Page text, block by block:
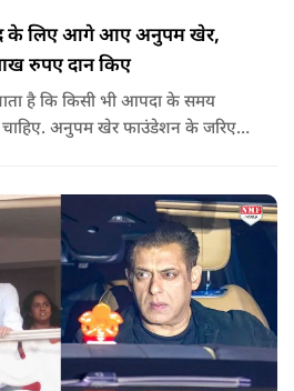
के लिए आगे आए अनुपम खेर,
रुपए दान किए
है कि किसी भी आपदा के समय
चाहिए. अनुपम खेर फाउंडेशन के जरिए
ये दान भी उसी कड़ी का एक हिस्सा है.